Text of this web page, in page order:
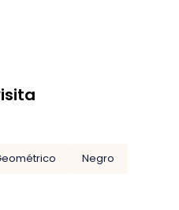
Negro